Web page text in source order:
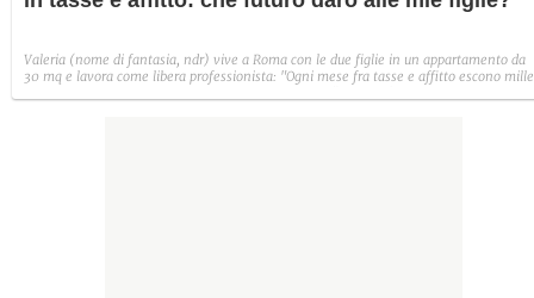
Valeria (nome di fantasia, ndr) vive a Roma con le due figlie in un appartamento da
30 mq e lavora come libera professionista: "Ogni mese fra tasse e affitto escono mille